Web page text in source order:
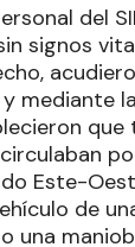
del
signos
mediante
Este-
de
una